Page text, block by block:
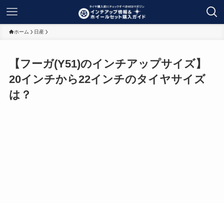
ホーム 日産
【フーガ(Y51)のインチアップサイズ】
20インチから22インチのタイヤサイズ
は？